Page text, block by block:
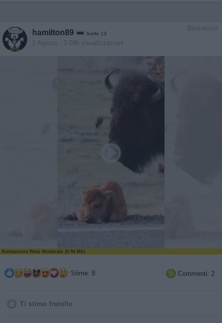
Bestiaccia
hamilton89 livello 13
1 Agosto - 3.096 visualizzazioni
Animazione Peso Moderato (0.94 Mb)
Stime: 8  Commenti: 2
Ti stimo fratello